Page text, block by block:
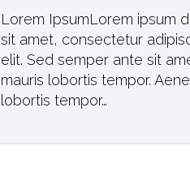
Lorem IpsumLorem ipsum
sit amet, consectetur
elit. Sed semper ante sit
mauris lobortis tempor.
lobortis tempor…